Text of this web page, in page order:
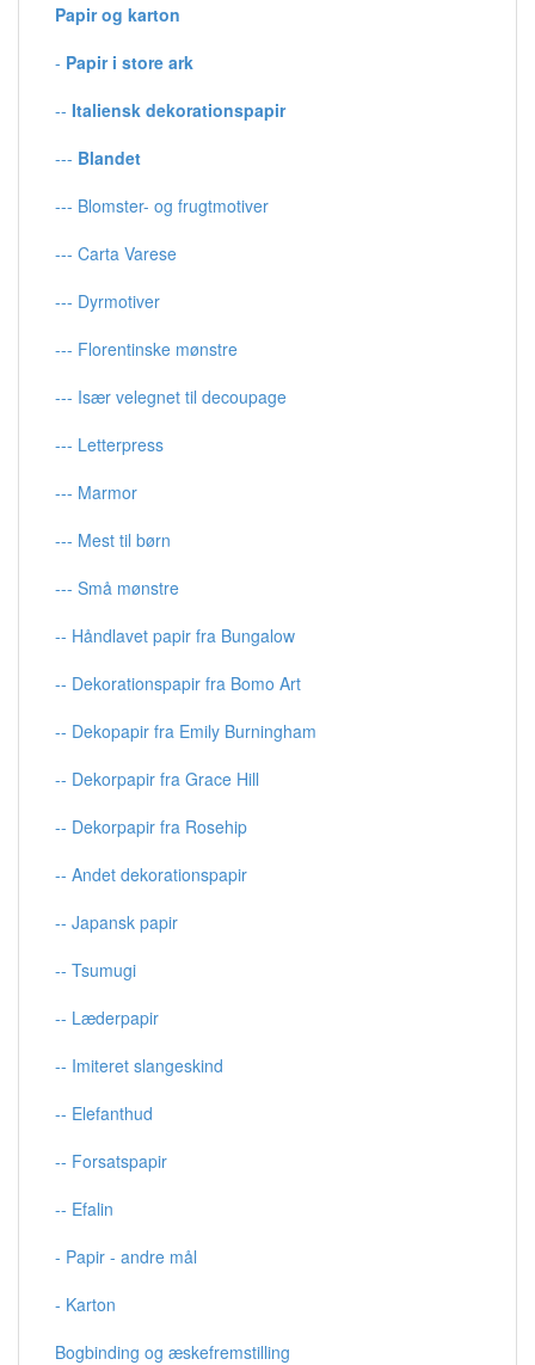
Papir og karton
- Papir i store ark
-- Italiensk dekorationspapir
--- Blandet
--- Blomster- og frugtmotiver
--- Carta Varese
--- Dyrmotiver
--- Florentinske mønstre
--- Især velegnet til decoupage
--- Letterpress
--- Marmor
--- Mest til børn
--- Små mønstre
-- Håndlavet papir fra Bungalow
-- Dekorationspapir fra Bomo Art
-- Dekopapir fra Emily Burningham
-- Dekorpapir fra Grace Hill
-- Dekorpapir fra Rosehip
-- Andet dekorationspapir
-- Japansk papir
-- Tsumugi
-- Læderpapir
-- Imiteret slangeskind
-- Elefanthud
-- Forsatspapir
-- Efalin
- Papir - andre mål
- Karton
Bogbinding og æskefremstilling